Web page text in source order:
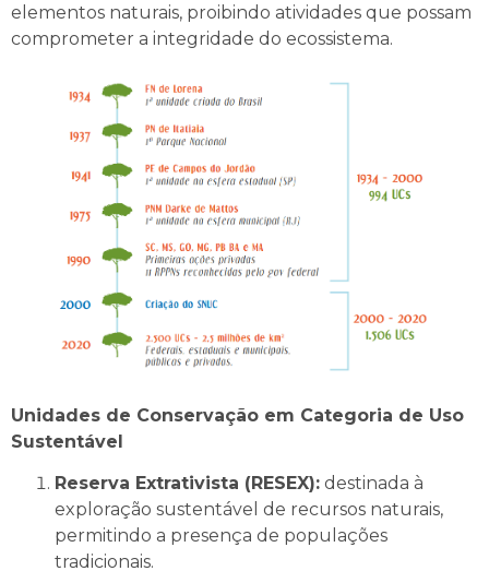
elementos naturais, proibindo atividades que possam
comprometer a integridade do ecossistema.
Unidades de Conservação em Categoria de Uso
Sustentável
Reserva Extrativista (RESEX): destinada à
exploração sustentável de recursos naturais,
permitindo a presença de populações
tradicionais.